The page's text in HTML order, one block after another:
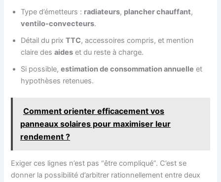
Type d’émetteurs : radiateurs, plancher chauffant,
ventilo-convecteurs.
Détail du prixTTC, accessoires compris, et mention
claire desaides et du reste à charge.
Si possible,estimation de consommation annuelle et
hypothèses retenues.
Comment orienter efficacement vos
panneaux solaires pour maximiser leur
rendement ?
Exiger ces lignes n’est pas “être compliqué”. C’est se
donner la possibilité d’arbitrer rationnellement entre deux